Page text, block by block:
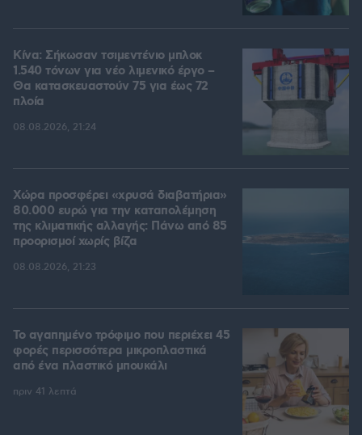
Κίνα: Σήκωσαν τσιμεντένιο μπλοκ
1.540 τόνων για νέο λιμενικό έργο –
Θα κατασκευαστούν 75 για έως 72
πλοία
08.08.2026, 21:24
Χώρα προσφέρει «χρυσά διαβατήρια»
80.000 ευρώ για την καταπολέμηση
της κλιματικής αλλαγής: Πάνω από 85
προορισμοί χωρίς βίζα
08.08.2026, 21:23
Το αγαπημένο τρόφιμο που περιέχει 45
φορές περισσότερα μικροπλαστικά
από ένα πλαστικό μπουκάλι
πριν 41 λεπτά